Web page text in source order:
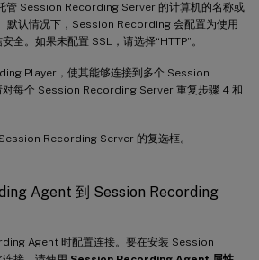
管 Session Recording Server 的计算机的名称或
默认情况下，Session Recording 会配置为使用
全。如果未配置 SSL，请选择“HTTP”。
Player，使其能够连接到多个 Session
每个 Session Recording Server 重复步骤 4 和
Recording Server 的复选框。
Agent 到 Session Recording
Agent 时配置连接。要在安装 Session